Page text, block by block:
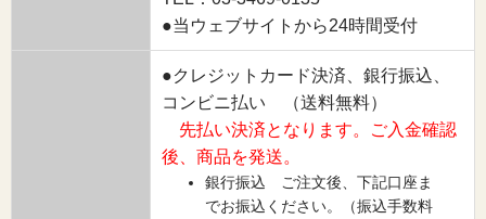
●当ウェブサイトから24時間受付
●クレジットカード決済、銀行振込、
コンビニ払い （送料無料）
先払い決済となります。ご入金確認
後、商品を発送。
銀行振込 ご注文後、下記口座ま
でお振込ください。（振込手数料